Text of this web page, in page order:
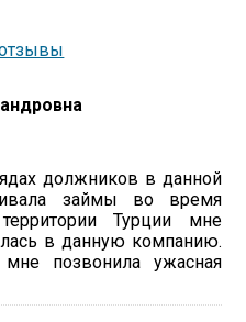
должников в данной
займы во время
Турции мне
в данную компанию.
позвонила ужасная